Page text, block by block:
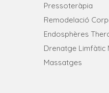
Pressoteràpia
Remodelació
Endosphères
Drenatge Limfàtic
Massatges